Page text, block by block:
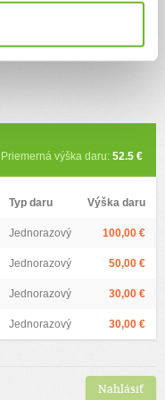
Priemerná výška daru: 52.5 €
Typ daru Výška daru
Jednorazový 100,00 €
Jednorazový 50,00 €
Jednorazový 30,00 €
Jednorazový 30,00 €
Nahlásiť